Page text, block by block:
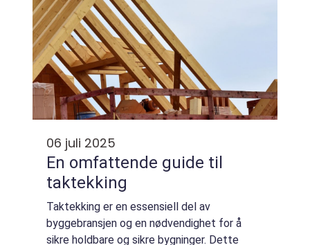
06 juli 2025
En omfattende guide til
taktekking
Taktekking er en essensiell del av
byggebransjen og en nødvendighet for å
sikre holdbare og sikre bygninger. Dette